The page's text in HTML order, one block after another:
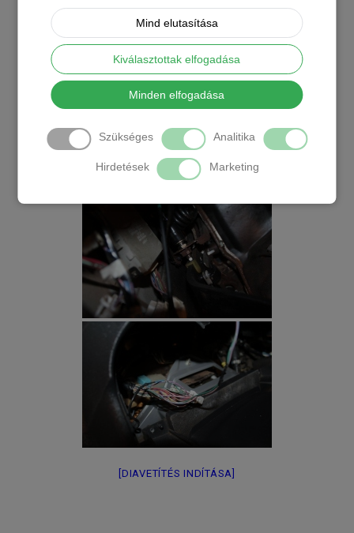
Mind elutasítása
Kiválasztottak elfogadása
Minden elfogadása
Szükséges Analitika
Hirdetések Marketing
[DIAVETÍTÉS INDÍTÁSA]